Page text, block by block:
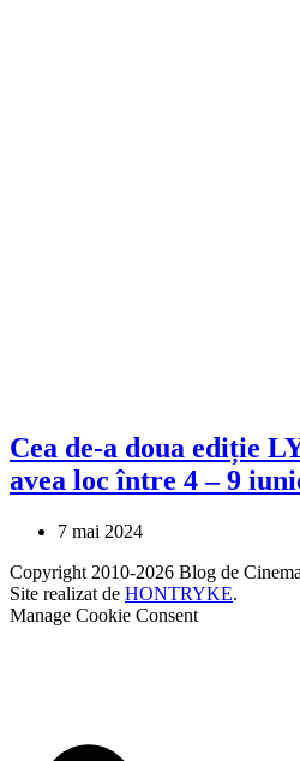
Cea de-a doua ediție
avea loc între 4 – 9
7 mai 2024
Copyright 2010-2026 Blog de
Site realizat de HONTRYKE.
Manage Cookie Consent